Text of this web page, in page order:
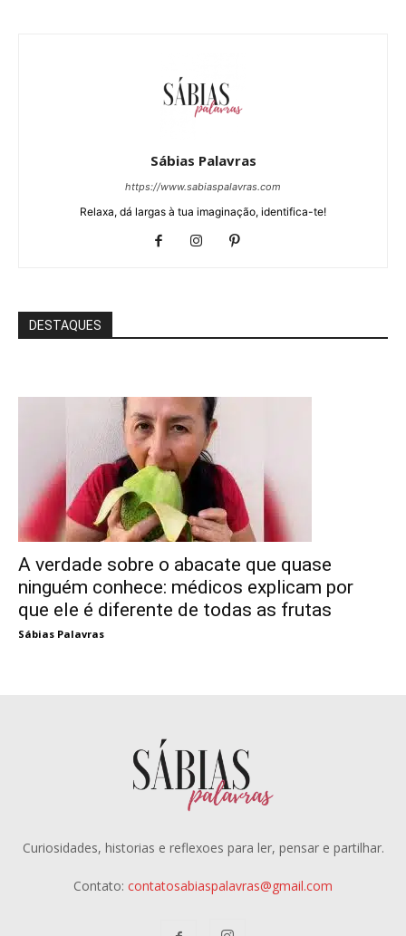
Sábias Palavras
https://www.sabiaspalavras.com
Relaxa, dá largas à tua imaginação, identifica-te!
DESTAQUES
A verdade sobre o abacate que quase
ninguém conhece: médicos explicam por
que ele é diferente de todas as frutas
Sábias Palavras
Curiosidades, historias e reflexoes para ler, pensar e partilhar.
Contato: contatosabiaspalavras@gmail.com